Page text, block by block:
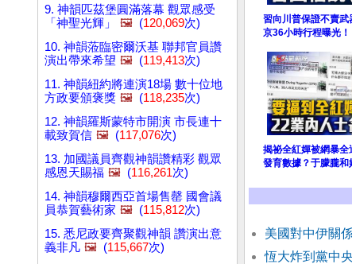
9. 神韻匹茲堡圓滿落幕 觀眾感受
「神聖光輝」
🖼️ (120,069次)
10. 神韻蒞臨密爾沃基 聯邦官員讚
演出帶來希望 🖼️ (119,413次)
11. 神韻紐約將連演18場 數十位地
方政要頒褒獎 🖼️ (118,235次)
12. 神韻羅斯蒙特市開演 市長連十
載致賀信 🖼️ (117,076次)
13. 加國議員齊觀神韻讚精彩 觀眾
感恩天賜福 🖼️ (116,261次)
14. 神韻穆爾西亞首場售罄 國會議
員恭賀藝術家 🖼️ (115,812次)
15. 悉尼政要齊聚觀神韻 讚演出意
義非凡 🖼️ (115,667次)
習向川普保證不賣
京36小時行程曝光！
揭祕全紅嬋被網暴
發育數據？于朦朧和
美國對中伊關
恆大炸到黨中